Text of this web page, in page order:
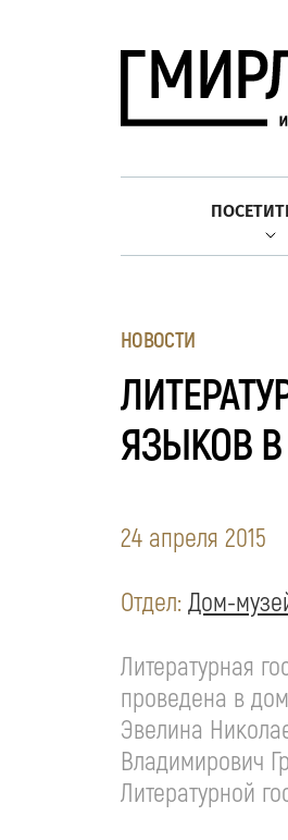
НОВОСТИ
ЯЗЫКОВ
24 апреля 2015
Отдел: Дом-
Литературная
проведена в
Эвелина
Владимирович
Литературной